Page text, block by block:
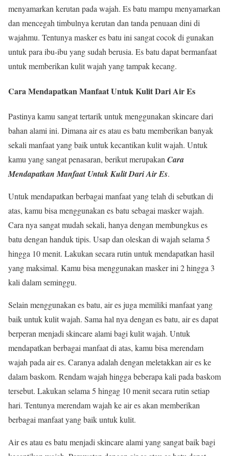
menyamarkan kerutan pada wajah. Es batu mampu menyamarkan
dan mencegah timbulnya kerutan dan tanda penuaan dini di
wajahmu. Tentunya masker es batu ini sangat cocok di gunakan
untuk para ibu-ibu yang sudah berusia. Es batu dapat bermanfaat
untuk memberikan kulit wajah yang tampak kecang.
Cara Mendapatkan Manfaat Untuk Kulit Dari Air Es
Pastinya kamu sangat tertarik untuk menggunakan skincare dari
bahan alami ini. Dimana air es atau es batu memberikan banyak
sekali manfaat yang baik untuk kecantikan kulit wajah. Untuk
kamu yang sangat penasaran, berikut merupakan Cara
Mendapatkan Manfaat Untuk Kulit Dari Air Es.
Untuk mendapatkan berbagai manfaat yang telah di sebutkan di
atas, kamu bisa menggunakan es batu sebagai masker wajah.
Cara nya sangat mudah sekali, hanya dengan membungkus es
batu dengan handuk tipis. Usap dan oleskan di wajah selama 5
hingga 10 menit. Lakukan secara rutin untuk mendapatkan hasil
yang maksimal. Kamu bisa menggunakan masker ini 2 hingga 3
kali dalam seminggu.
Selain menggunakan es batu, air es juga memiliki manfaat yang
baik untuk kulit wajah. Sama hal nya dengan es batu, air es dapat
berperan menjadi skincare alami bagi kulit wajah. Untuk
mendapatkan berbagai manfaat di atas, kamu bisa merendam
wajah pada air es. Caranya adalah dengan meletakkan air es ke
dalam baskom. Rendam wajah hingga beberapa kali pada baskom
tersebut. Lakukan selama 5 hingag 10 menit secara rutin setiap
hari. Tentunya merendam wajah ke air es akan memberikan
berbagai manfaat yang baik untuk kulit.
Air es atau es batu menjadi skincare alami yang sangat baik bagi